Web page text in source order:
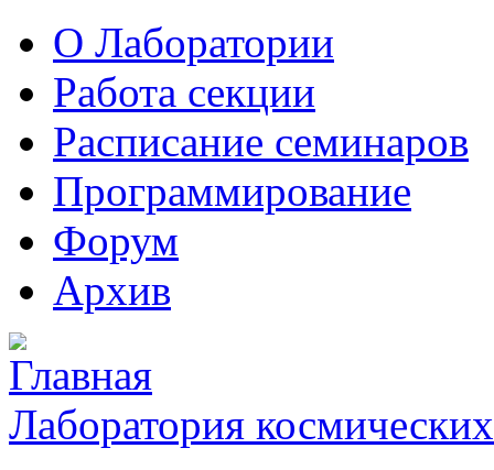
О Лаборатории
Работа секции
Расписание семинаров
Программирование
Форум
Архив
Лаборатория